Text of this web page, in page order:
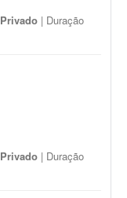
Privado | Duração
Privado | Duração